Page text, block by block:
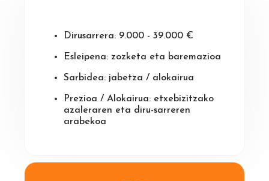
Dirusarrera: 9.000 - 39.000 €
Esleipena: zozketa eta baremazioa
Sarbidea: jabetza / alokairua
Prezioa / Alokairua: etxebizitzako
azaleraren eta diru-sarreren
arabekoa